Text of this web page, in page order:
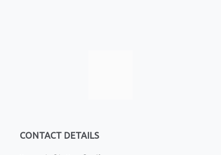
CONTACT DETAILS